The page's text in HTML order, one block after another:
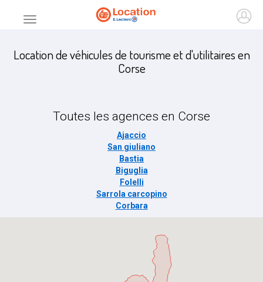
Menu principal
Accueil
Location de véhicules de tourisme et d'utilitaires en
Corse
Toutes les agences en Corse
Ajaccio
San giuliano
Bastia
Biguglia
Folelli
Sarrola carcopino
Corbara